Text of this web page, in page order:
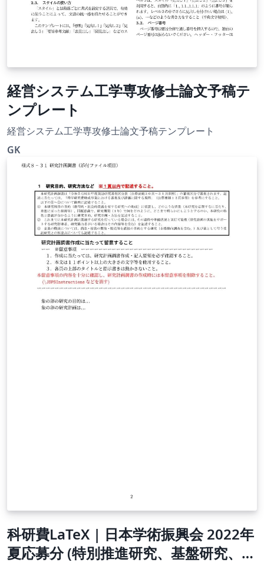
経営システム工学専攻修士論文予稿テ
ンプレート
経営システム工学専攻修士論文予稿テンプレート
GK
科研費LaTeX | 日本学術振興会 2022年
夏応募分 (特別推進研究、基盤研究、挑